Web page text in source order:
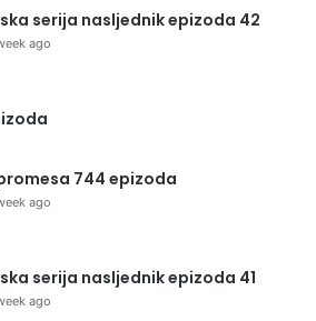
serija nasljednik epizoda 42
ago
744 epizoda
ago
serija nasljednik epizoda 41
ago